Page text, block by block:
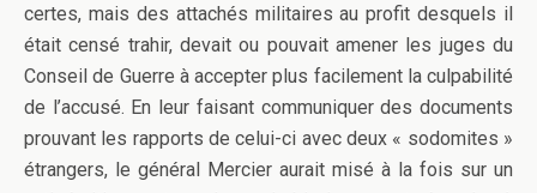
certes, mais des attachés militaires au profit desquels il
était censé trahir, devait ou pouvait amener les juges du
Conseil de Guerre à accepter plus facilement la culpabilité
de l’accusé. En leur faisant communiquer des documents
prouvant les rapports de celui-ci avec deux « sodomites »
étrangers, le général Mercier aurait misé à la fois sur un